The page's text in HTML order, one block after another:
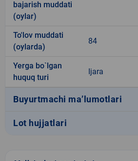
bajarish muddati
(oylar)
To'lov muddati
(oylarda)
84
Yerga bo`lgan
huquq turi
Ijara
Buyurtmachi ma’lumotlari
Lot hujjatlari